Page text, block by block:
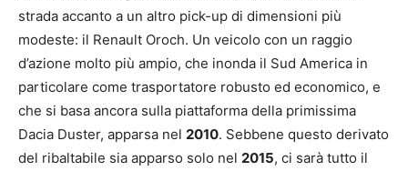
strada accanto a un altro pick-up di dimensioni più
modeste: il Renault Oroch. Un veicolo con un raggio
d’azione molto più ampio, che inonda il Sud America in
particolare come trasportatore robusto ed economico, e
che si basa ancora sulla piattaforma della primissima
Dacia Duster, apparsa nel 2010. Sebbene questo derivato
del ribaltabile sia apparso solo nel 2015, ci sarà tutto il